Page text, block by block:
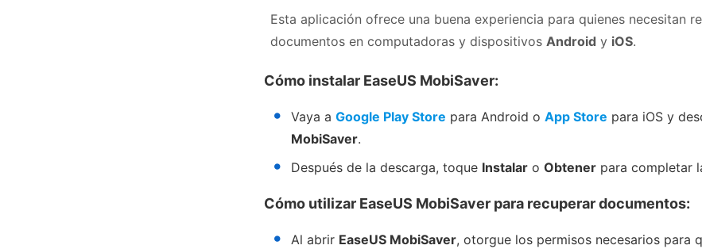
Esta aplicación ofrece una buena experiencia para quienes necesitan
documentos en computadoras y dispositivos Android y iOS.
Cómo instalar EaseUS MobiSaver:
Vaya a Google Play Store para Android o App Store para iOS y
MobiSaver.
Después de la descarga, toque Instalar o Obtener para completar
Cómo utilizar EaseUS MobiSaver para recuperar documentos:
Al abrir EaseUS MobiSaver, otorgue los permisos necesarios para